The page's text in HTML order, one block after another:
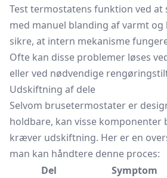
Test termostatens funktion ved at
med manuel blanding af varmt
sikre, at intern mekanisme
Ofte kan disse problemer løses
eller ved nødvendige
Udskiftning af dele
Selvom brusetermostater er
holdbare, kan visse komponenter
kræver udskiftning. Her er en
man kan håndtere denne proces:
Del
Symptom